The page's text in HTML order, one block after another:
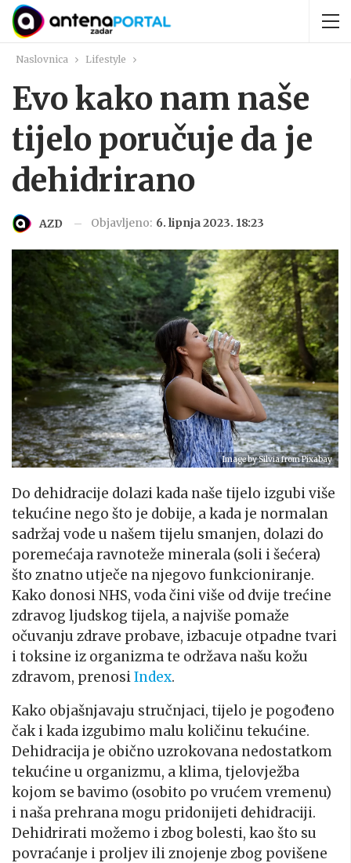
Naslovnica Lifestyle
Evo kako nam naše
tijelo poručuje da je
dehidrirano
AZD Objavljeno: 6. lipnja 2023. 18:23
Image bySilviafromPixabay
Do dehidracije dolazi kada naše tijelo izgubi više
tekućine nego što je dobije, a kada je normalan
sadržaj vode u našem tijelu smanjen, dolazi do
poremećaja ravnoteže minerala (soli i šećera)
što znatno utječe na njegovo funkcioniranje.
Kako donosi NHS, voda čini više od dvije trećine
zdravog ljudskog tijela, a najviše pomaže
očuvanju zdrave probave, izbacuje otpadne tvari
i toksine iz organizma te održava našu kožu
zdravom, prenosiIndex.
Kako objašnjavaju stručnjaci, tijelo je pogođeno
čak i kada izgubimo malu količinu tekućine.
Dehidracija je obično uzrokovana nedostatkom
tekućine u organizmu, a klima, tjelovježba
kojom se bavimo (osobito po vrućem vremenu)
i naša prehrana mogu pridonijeti dehidraciji.
Dehidrirati možemo i zbog bolesti, kao što su
povraćanje i proljev ili znojenje zbog povišene